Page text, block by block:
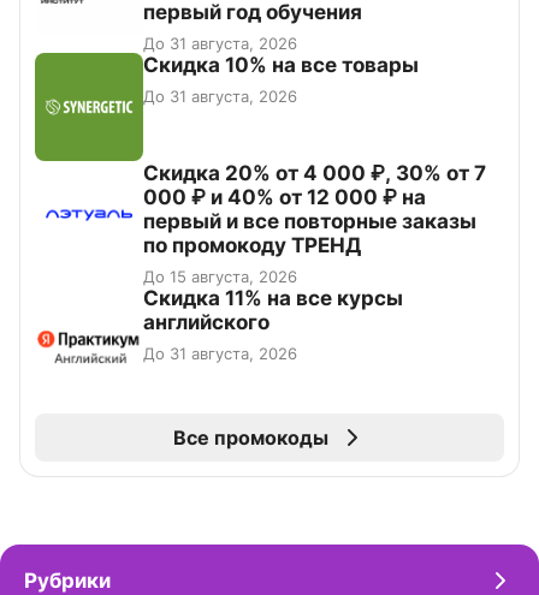
первый год обучения
До 31 августа, 2026
Скидка 10% на все товары
До 31 августа, 2026
Скидка 20% от 4 000 ₽, 30% от 7
000 ₽ и 40% от 12 000 ₽ на
первый и все повторные заказы
по промокоду ТРЕНД
До 15 августа, 2026
Скидка 11% на все курсы
английского
До 31 августа, 2026
Все промокоды
Рубрики